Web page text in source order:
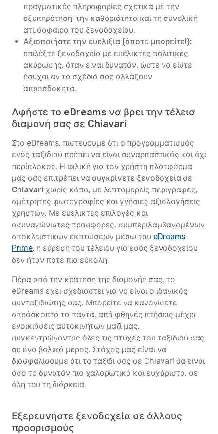
πραγματικές πληροφορίες σχετικά με την
εξυπηρέτηση, την καθαριότητα και τη συνολική
ατμόσφαιρα του ξενοδοχείου.
Αξιοποιήστε την ευελιξία (όποτε μπορείτε!):
επιλέξτε ξενοδοχεία με ευέλικτες πολιτικές
ακύρωσης, όταν είναι δυνατόν, ώστε να είστε
ήσυχοι αν τα σχέδιά σας αλλάξουν
απροσδόκητα.
Αφήστε το eDreams να βρει την τέλεια
διαμονή σας σε Chiavari
Στο eDreams, πιστεύουμε ότι ο προγραμματισμός
ενός ταξιδιού πρέπει να είναι συναρπαστικός και όχι
περίπλοκος. Η φιλική για τον χρήστη πλατφόρμα
μας σάς επιτρέπει να συγκρίνετε ξενοδοχεία σε
Chiavari χωρίς κόπο, με λεπτομερείς περιγραφές,
αμέτρητες φωτογραφίες και γνήσιες αξιολογήσεις
χρηστών. Με ευέλικτες επιλογές και
ασυναγώνιστες προσφορές, συμπεριλαμβανομένων
αποκλειστικών εκπτώσεων μέσω του eDreams
Prime, η εύρεση του τέλειου για εσάς ξενοδοχείου
δεν ήταν ποτέ πιο εύκολη.
Πέρα από την κράτηση της διαμονής σας, το
eDreams έχει σχεδιαστεί για να είναι ο ιδανικός
συνταξιδιώτης σας. Μπορείτε να κανονίσετε
απρόσκοπτα τα πάντα, από φθηνές πτήσεις μέχρι
ενοικιάσεις αυτοκινήτων μαζί μας,
συγκεντρώνοντας όλες τις πτυχές του ταξιδιού σας
σε ένα βολικό μέρος. Στόχος μας είναι να
διασφαλίσουμε ότι το ταξίδι σας σε Chiavari θα είναι
όσο το δυνατόν πιο χαλαρωτικό και ευχάριστο, σε
όλη του τη διάρκεια.
Εξερευνήστε ξενοδοχεία σε άλλους
προορισμούς